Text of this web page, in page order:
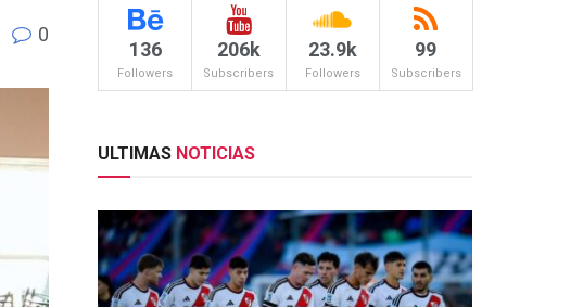
0
136
Followers
206k
Subscribers
23.9k
Followers
99
Subscribers
ULTIMAS NOTICIAS